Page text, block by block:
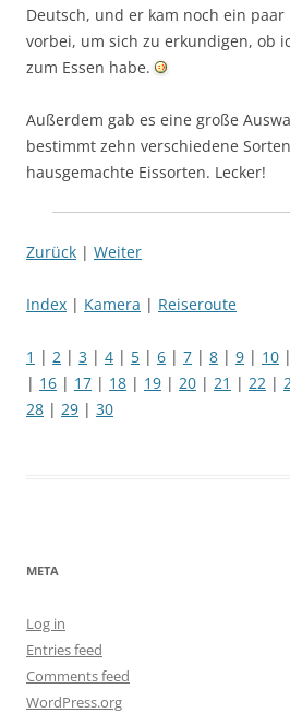
Deutsch, und er kam noch ein
vorbei, um sich zu erkundigen, ob
zum Essen habe.
Außerdem gab es eine große
bestimmt zehn verschiedene
hausgemachte Eissorten. Lecker!
Zurück | Weiter
Index | Kamera | Reiseroute
1 | 2 | 3 | 4 | 5 | 6 | 7 | 8 | 9 | 10 |
| 16 | 17 | 18 | 19 | 20 | 21 | 22 |
28 | 29 | 30
META
Log in
Entries feed
Comments feed
WordPress.org